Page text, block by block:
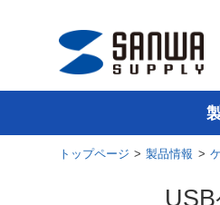
トップページ >製品情報 >